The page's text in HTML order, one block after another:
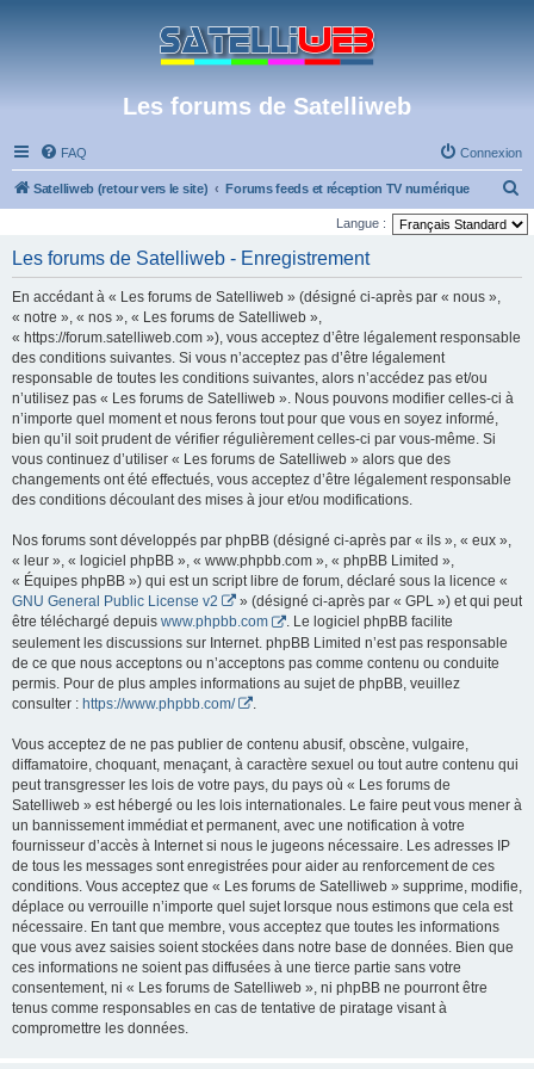
Les forums de Satelliweb
FAQ Connexion
Satelliweb (retour vers le site) Forums feeds et réception TV numérique
e
Langue :
Les forums de Satelliweb - Enregistrement
En accédant à « Les forums de Satelliweb » (désigné ci-après par « nous »,
« notre », « nos », « Les forums de Satelliweb »,
« https://forum.satelliweb.com »), vous acceptez d’être légalement responsable
des conditions suivantes. Si vous n’acceptez pas d’être légalement
responsable de toutes les conditions suivantes, alors n’accédez pas et/ou
n’utilisez pas « Les forums de Satelliweb ». Nous pouvons modifier celles-ci à
n’importe quel moment et nous ferons tout pour que vous en soyez informé,
bien qu’il soit prudent de vérifier régulièrement celles-ci par vous-même. Si
vous continuez d’utiliser « Les forums de Satelliweb » alors que des
changements ont été effectués, vous acceptez d’être légalement responsable
des conditions découlant des mises à jour et/ou modifications.
Nos forums sont développés par phpBB (désigné ci-après par « ils », « eux »,
« leur », « logiciel phpBB », « www.phpbb.com », « phpBB Limited »,
« Équipes phpBB ») qui est un script libre de forum, déclaré sous la licence «
GNU General Public License v2
» (désigné ci-après par « GPL ») et qui peut
être téléchargé depuis www.phpbb.com
. Le logiciel phpBB facilite
seulement les discussions sur Internet. phpBB Limited n’est pas responsable
de ce que nous acceptons ou n’acceptons pas comme contenu ou conduite
permis. Pour de plus amples informations au sujet de phpBB, veuillez
consulter : https://www.phpbb.com/
Vous acceptez de ne pas publier de contenu abusif, obscène, vulgaire,
diffamatoire, choquant, menaçant, à caractère sexuel ou tout autre contenu qui
peut transgresser les lois de votre pays, du pays où « Les forums de
Satelliweb » est hébergé ou les lois internationales. Le faire peut vous mener à
un bannissement immédiat et permanent, avec une notification à votre
fournisseur d’accès à Internet si nous le jugeons nécessaire. Les adresses IP
de tous les messages sont enregistrées pour aider au renforcement de ces
conditions. Vous acceptez que « Les forums de Satelliweb » supprime, modifie,
déplace ou verrouille n’importe quel sujet lorsque nous estimons que cela est
nécessaire. En tant que membre, vous acceptez que toutes les informations
que vous avez saisies soient stockées dans notre base de données. Bien que
ces informations ne soient pas diffusées à une tierce partie sans votre
consentement, ni « Les forums de Satelliweb », ni phpBB ne pourront être
tenus comme responsables en cas de tentative de piratage visant à
compromettre les données.